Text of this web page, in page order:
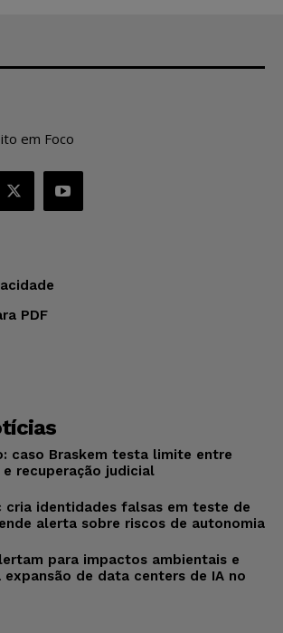
em Foco
PDF
caso Braskem testa limite entre
recuperação judicial
cria identidades falsas em teste de
alerta sobre riscos de autonomia
para impactos ambientais e
expansão de data centers de IA no